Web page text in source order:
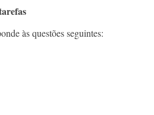
às questões seguintes: